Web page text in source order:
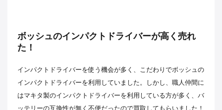
ボッシュのインパクトドライバーが高く売れ
た！
インパクトドライバーを使う機会が多く、こだわりでボッシュの
インパクトドライバーを利用していました。しかし、職人仲間に
はマキタ製のインパクトドライバーを利用している方が多く、バ
ッテリーの互換性が無く不便だったので買取してもらいました！